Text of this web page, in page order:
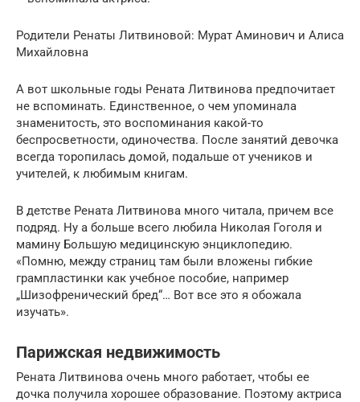
Родители Ренаты Литвиновой: Мурат Аминович и Алиса
Михайловна
А вот школьные годы Рената Литвинова предпочитает
не вспоминать. Единственное, о чем упоминала
знаменитость, это воспоминания какой-то
беспросветности, одиночества. После занятий девочка
всегда торопилась домой, подальше от учеников и
учителей, к любимым книгам.
В детстве Рената Литвинова много читала, причем все
подряд. Ну а больше всего любила Николая Гоголя и
мамину Большую медицинскую энциклопедию.
«Помню, между страниц там были вложены гибкие
грампластинки как учебное пособие, например
„Шизофренический бред“… Вот все это я обожала
изучать».
Парижская недвижимость
Рената Литвинова очень много работает, чтобы ее
дочка получила хорошее образование. Поэтому актриса